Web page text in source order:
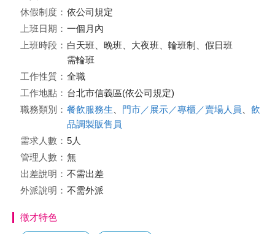
休假制度： 依公司規定
上班日期： 一個月內
上班時段： 白天班、晚班、大夜班、輪班制、假日班
需輪班
工作性質： 全職
工作地點： 台北市信義區(依公司規定)
職務類別： 餐飲服務生 門市／展示／專櫃／賣場人員
飲
品調製販售員
需求人數： 5人
管理人數： 無
出差說明： 不需出差
外派說明： 不需外派
徵才特色